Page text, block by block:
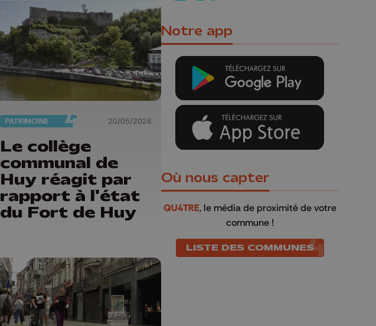
PATRIMOINE 20/05/2026
Le collège
communal de
Huy réagit par
rapport à l'état
du Fort de Huy
Notre app
Où nous capter
QU4TRE, le média de proximité de votre
commune !
LISTE DES COMMUNES